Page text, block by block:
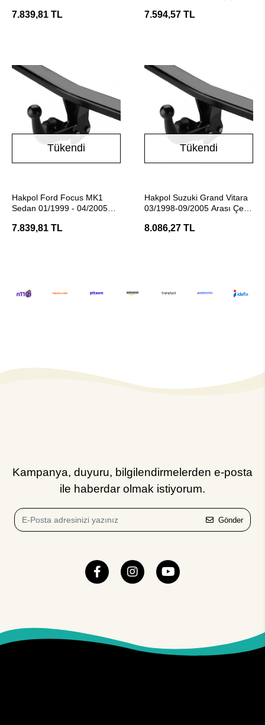
7.839,81 TL 7.594,57 TL
Tükendi
Hakpol Ford Focus MK1
Sedan 01/1999 - 04/2005
7.839,81 TL
Tükendi
Hakpol Suzuki Grand Vitara
03/1998-09/2005 Arası Çeki
8.086,27 TL
Kampanya, duyuru, bilgilendirmelerden e-posta
ile haberdar olmak istiyorum.
Gönder